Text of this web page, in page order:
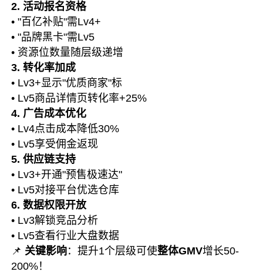
2. 活动报名资格
• "百亿补贴"需Lv4+
• "品牌黑卡"需Lv5
• 资源位数量随层级递增
3. 转化率加成
• Lv3+显示"优质商家"标
• Lv5商品详情页转化率+25%
4. 广告成本优化
• Lv4点击成本降低30%
• Lv5享受佣金返现
5. 供应链支持
• Lv3+开通"预售极速达"
• Lv5对接平台优选仓库
6. 数据权限开放
• Lv3解锁竞品分析
• Lv5查看行业大盘数据
📌 关键影响 ：提升1个层级可使整体GMV增长50-
200%！